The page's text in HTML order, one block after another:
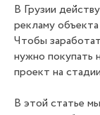
В Грузии
рекламу
Чтобы
нужно покупать
проект на
В этой статье